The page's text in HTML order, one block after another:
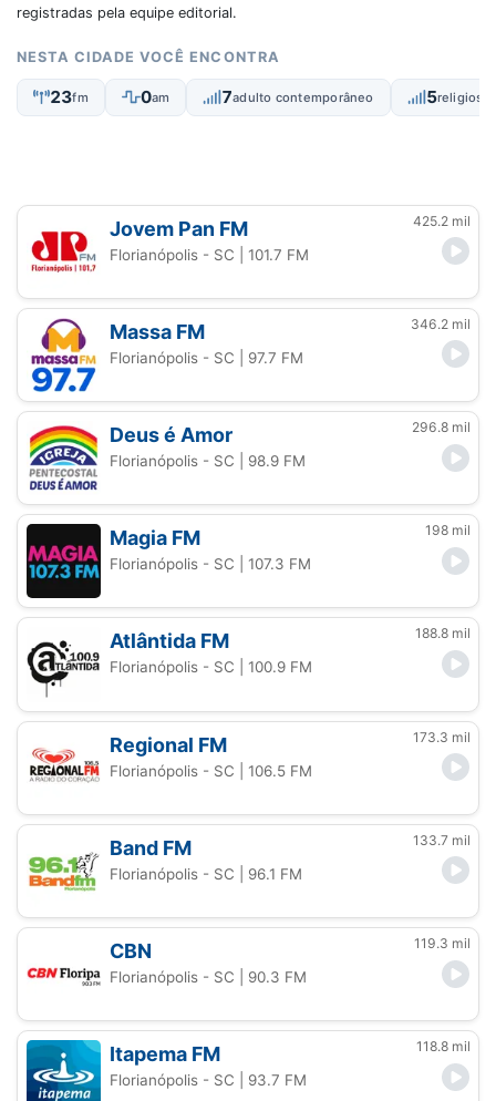
registradas pela equipe editorial.
NESTA CIDADE VOCÊ ENCONTRA
23fm 0am 7adulto contemporâneo 5
Jovem Pan FM 425.2 mil
Florianópolis - SC | 101.7 FM
Massa FM 346.2 mil
Florianópolis - SC | 97.7 FM
Deus é Amor 296.8 mil
Florianópolis - SC | 98.9 FM
Magia FM 198 mil
Florianópolis - SC | 107.3 FM
Atlântida FM 188.8 mil
Florianópolis - SC | 100.9 FM
Regional FM 173.3 mil
Florianópolis - SC | 106.5 FM
Band FM 133.7 mil
Florianópolis - SC | 96.1 FM
CBN 119.3 mil
Florianópolis - SC | 90.3 FM
Itapema FM 118.8 mil
Florianópolis - SC | 93.7 FM